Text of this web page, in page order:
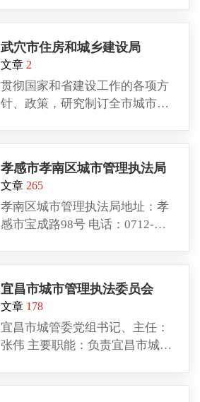
武穴市住房和城乡建设局
文章 2
贯彻国家和省建设工作的各项方
针、政策，研究制订全市城市规
的地方性行政规章以及中长期发
展规划和年度计划，并组织指导
实施，进行行业管理
孝感市孝南区城市管理执法局
文章 265
孝南区城市管理执法局地址：孝
感市宝成路98号 电话：0712-
宜昌市城市管理执法委员会
文章 178
宜昌市城管委党组书记、主任：
张伟 主要职能：负责宜昌市城管